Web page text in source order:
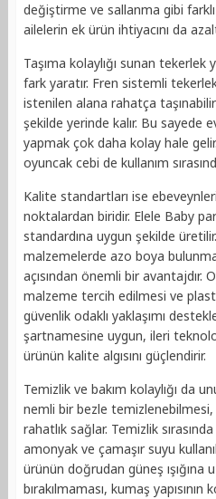
değiştirme ve sallanma gibi
ailelerin ek ürün ihtiyacını da
Taşıma kolaylığı sunan tekerlek
fark yaratır. Fren sistemli
istenilen alana rahatça
şekilde yerinde kalır. Bu sayede
yapmak çok daha kolay hale
oyuncak cebi de kullanım
Kalite standartları ise
noktalardan biridir. Elele Baby
standardına uygun şekilde
malzemelerde azo boya
açısından önemli bir avantajdır.
malzeme tercih edilmesi ve
güvenlik odaklı yaklaşımı
şartnamesine uygun, ileri
ürünün kalite algısını güçlendirir.
Temizlik ve bakım kolaylığı da
nemli bir bezle temizlenebilmesi,
rahatlık sağlar. Temizlik
amonyak ve çamaşır suyu
ürünün doğrudan güneş ışığına
bırakılmaması, kumaş yapısının